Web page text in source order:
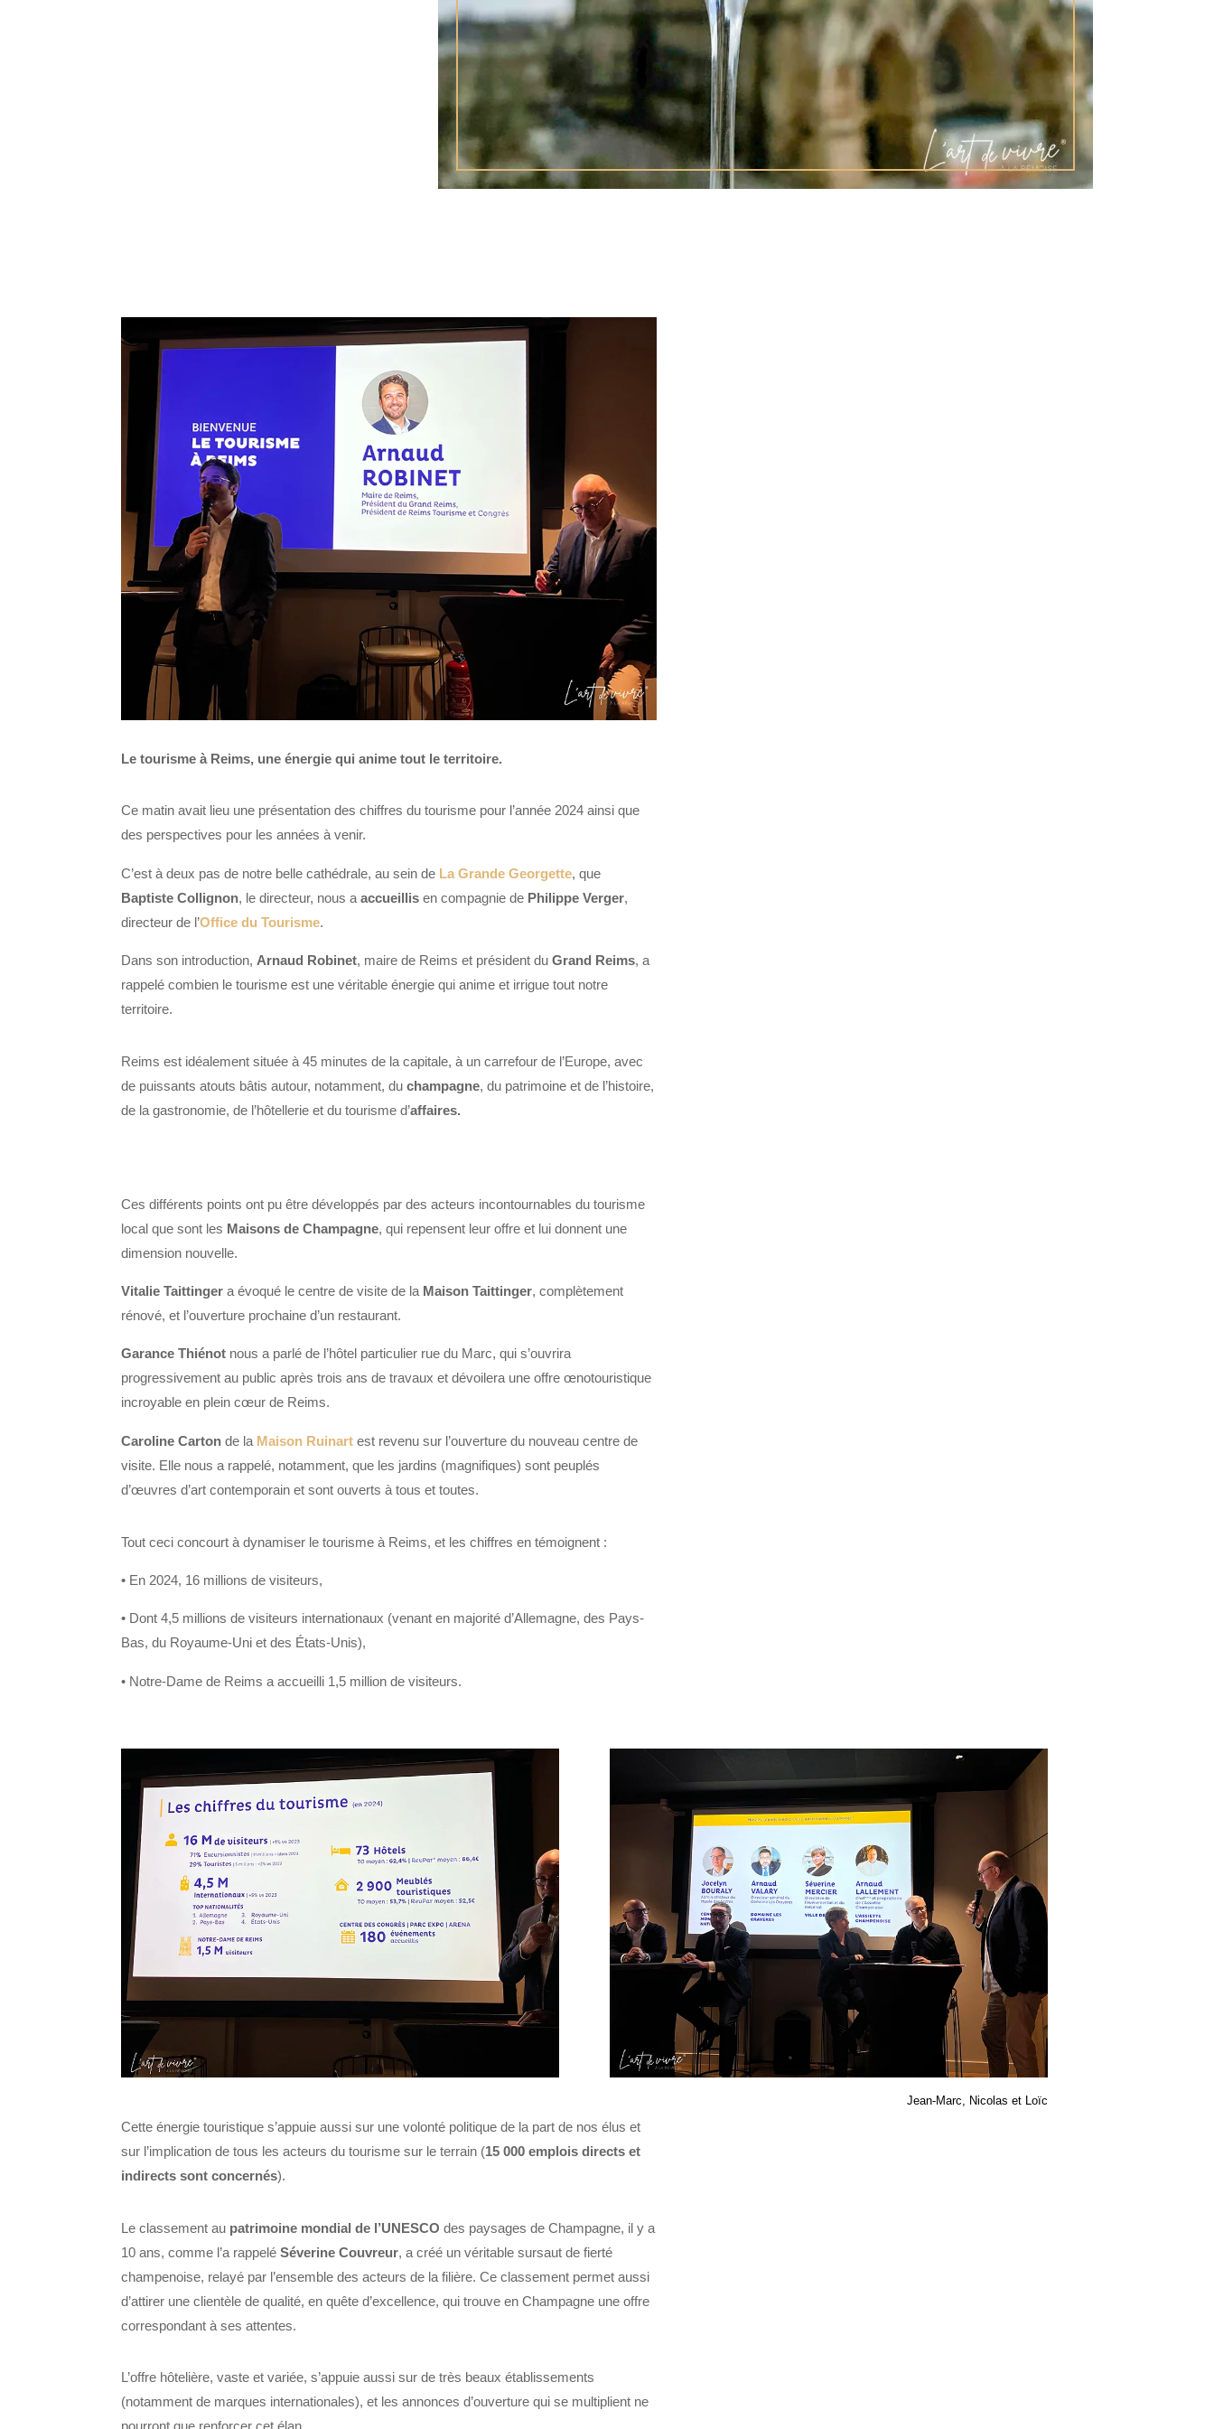
Le tourisme à Reims, une énergie qui anime tout le territoire.
Ce matinavait lieu une présentation des chiffres du tourisme pour l’année 2024 ainsi que
des perspectives pour les années à venir.
C’est à deux pas de notre belle cathédrale, au sein de La Grande Georgette, que
Baptiste Collignon, le directeur, nous aaccueillis en compagnie de Philippe Verger,
directeur de l’Office du Tourisme.
Dans son introduction, Arnaud Robinet, maire de Reims et président duGrand Reims, a
rappelé combien le tourisme est une véritable énergie qui anime et irrigue tout notre
territoire.
Reims est idéalement située à 45 minutes de la capitale, à un carrefour de l’Europe, avec
de puissants atouts bâtis autour, notamment, duchampagne, du patrimoine et de l’histoire,
de la gastronomie, de l’hôtellerie et du tourisme d’affaires.
Ces différents points ont pu être développés par des acteurs incontournables du tourisme
local que sont les Maisons de Champagne, qui repensent leur offre et lui donnent une
dimension nouvelle.
Vitalie Taittinger a évoqué le centre de visite de la Maison Taittinger, complètement
rénové, et l’ouverture prochaine d’un restaurant.
Garance Thiénot nous a parlé de l’hôtel particulier rue du Marc, qui s’ouvrira
progressivement au public après trois ans de travaux et dévoilera une offre œnotouristique
incroyable en pleincœur de Reims.
Caroline Carton de la Maison Ruinart est revenu sur l’ouverture du nouveau centre de
visite. Elle nous a rappelé, notamment, que les jardins (magnifiques) sont peuplés
d’œuvres d’art contemporain et sont ouverts àtous et toutes.
Tout ceci concourtà dynamiser le tourisme à Reims, et les chiffres en témoignent :
• En 2024, 16 millions de visiteurs,
• Dont4,5 millions de visiteurs internationaux (venant en majorité d’Allemagne, des Pays-
Bas, du Royaume-Uni et des États-Unis),
• Notre-Dame de Reims a accueilli 1,5 million de visiteurs.
Cette énergie touristique s’appuie aussi sur une volonté politique de la part de nos élus et
sur l’implication de tous les acteurs du tourisme sur le terrain (15 000 emplois directs et
indirects sont concernés).
Le classement au patrimoine mondial de l’UNESCO des paysages de Champagne, ily a
10 ans,comme l’a rappeléSéverine Couvreur, a créé un véritable sursaut de fierté
champenoise, relayé par l’ensemble des acteurs de la filière. Ce classement permet aussi
d’attirer une clientèle de qualité, en quête d’excellence, qui trouve en Champagne une offre
correspondant à ses attentes.
L’offre hôtelière, vaste et variée, s’appuie aussi sur de très beaux établissements
(notamment de marques internationales), et les annonces d’ouverture qui se multiplient ne
Jean-Marc, Nicolas et Loïc